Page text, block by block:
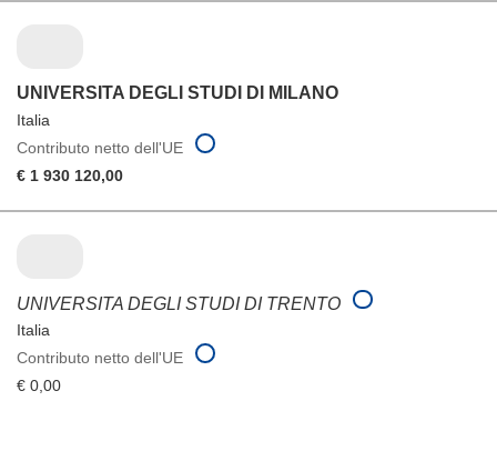
UNIVERSITA DEGLI STUDI DI MILANO
Italia
Contributo netto dell'UE
€ 1 930 120,00
UNIVERSITA DEGLI STUDI DI TRENTO
Italia
Contributo netto dell'UE
€ 0,00